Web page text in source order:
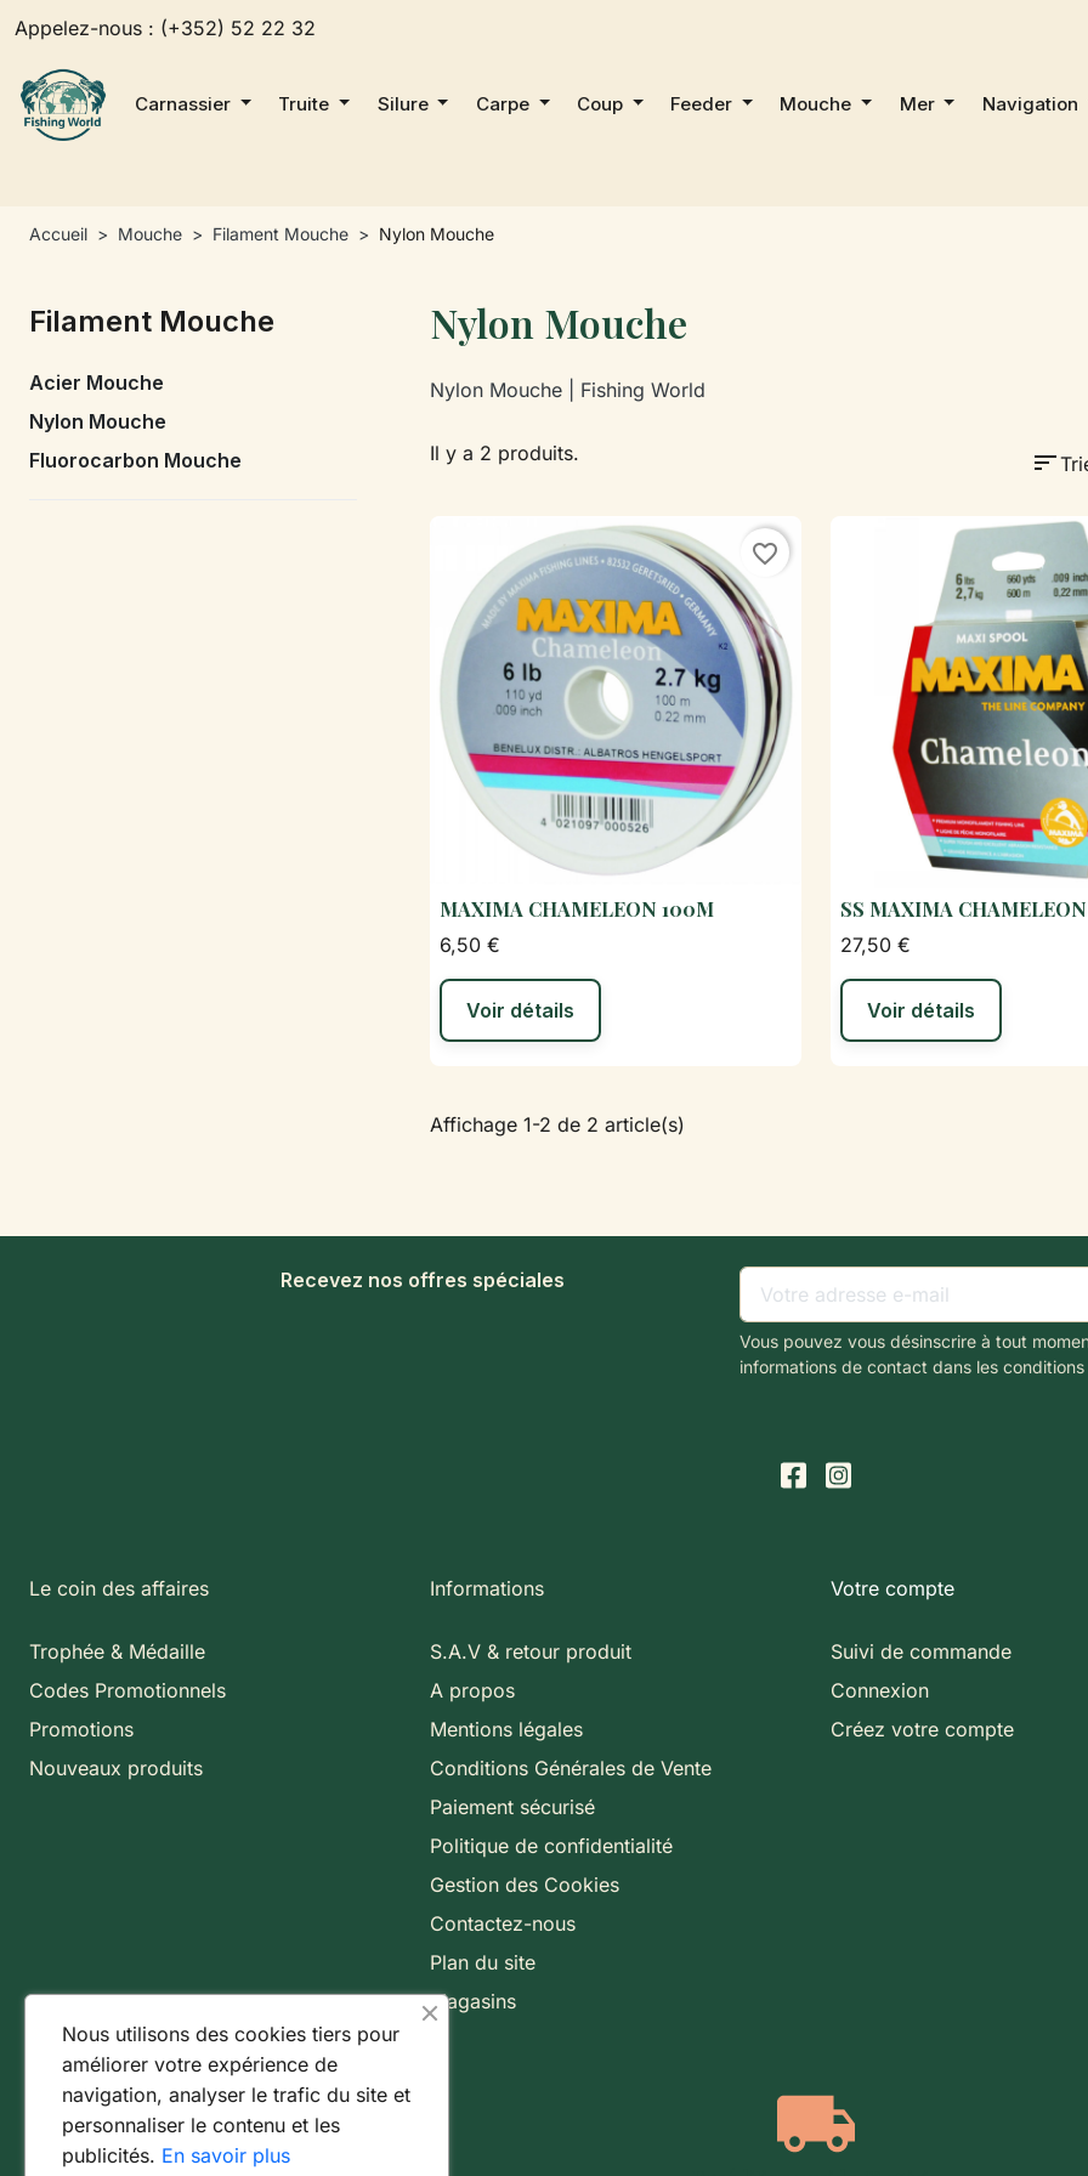
Appelez-nous : (+352) 52 22 32
Carnassier Truite Silure Carpe Coup Feeder Mouche Mer Navigation
Accueil Mouche Filament Mouche Nylon Mouche
Filament Mouche
Acier Mouche
Nylon Mouche
Fluorocarbon Mouche
Nylon Mouche
Nylon Mouche | Fishing World
Il y a 2 produits. sort
favorite_border
MAXIMA CHAMELEON 100M
6,50 €
Voir détails
SS MAXIMA
27,50 €
Voir détails
Affichage 1-2 de 2 article(s)
Recevez nos offres spéciales
Vous pouvez vous désinscrire à tout
informations de contact dans les
Le coin des affaires
Trophée & Médaille
Codes Promotionnels
Promotions
Nouveaux produits
Informations
S.A.V & retour produit
A propos
Mentions légales
Conditions Générales de Vente
Paiement sécurisé
Politique de confidentialité
Gestion des Cookies
Contactez-nous
Plan du site
Magasins
Votre compte
Suivi de commande
Connexion
Créez votre compte
Nous utilisons des cookies tiers pour
améliorer votre expérience de
navigation, analyser le trafic du site et
personnaliser le contenu et les
publicités. En savoir plus